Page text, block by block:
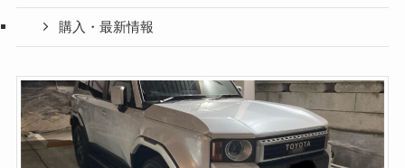
購入・最新情報